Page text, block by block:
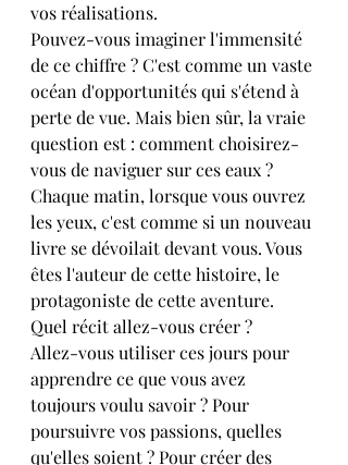
vos réalisations.
Pouvez-vous imaginer l'immensité
de ce chiffre ? C'est comme un vaste
océan d'opportunités qui s'étend à
perte de vue. Mais bien sûr, la vraie
question est : comment choisirez-
vous de naviguer sur ces eaux ?
Chaque matin, lorsque vous ouvrez
les yeux, c'est comme si un nouveau
livre se dévoilait devant vous. Vous
êtes l'auteur de cette histoire, le
protagoniste de cette aventure.
Quel récit allez-vous créer ?
Allez-vous utiliser ces jours pour
apprendre ce que vous avez
toujours voulu savoir ? Pour
poursuivre vos passions, quelles
qu'elles soient ? Pour créer des